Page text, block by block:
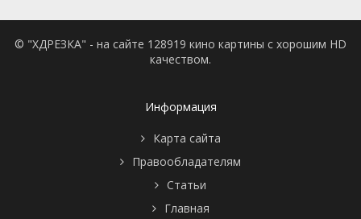
© "ХДРЕЗКА" - на сайте 128919 кино картины с хорошим HD
качеством.
Информация
Карта сайта
Правообладателям
Статьи
Главная